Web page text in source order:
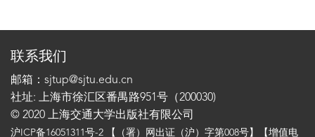
联系我们
邮箱：sjtup@sjtu.edu.cn
社址: 上海市徐汇区番禺路951号（200030)
© 2020 上海交通大学出版社有限公司
沪ICP备16051311号-2 【（署）网出证（沪）字第008号】【增值电